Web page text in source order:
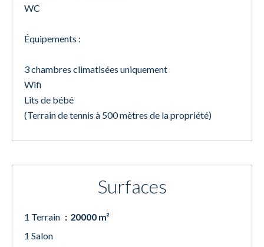
WC
Équipements :
3 chambres climatisées uniquement
Wifi
Lits de bébé
(Terrain de tennis à 500 mètres de la propriété)
Surfaces
1 Terrain
20000 m²
1 Salon